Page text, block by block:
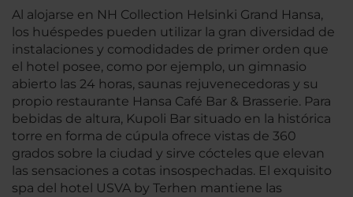
Al alojarse en NH Collection Helsinki Grand Hansa,
los huéspedes pueden utilizar la gran diversidad de
instalaciones y comodidades de primer orden que
el hotel posee, como por ejemplo, un gimnasio
abierto las 24 horas, saunas rejuvenecedoras y su
propio restaurante Hansa Café Bar & Brasserie. Para
bebidas de altura, Kupoli Bar situado en la histórica
torre en forma de cúpula ofrece vistas de 360
grados sobre la ciudad y sirve cócteles que elevan
las sensaciones a cotas insospechadas. El exquisito
spa del hotel USVA by Terhen mantiene las